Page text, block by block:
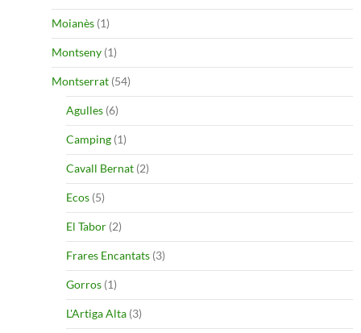
Moianès (1)
Montseny (1)
Montserrat (54)
Agulles (6)
Camping (1)
Cavall Bernat (2)
Ecos (5)
El Tabor (2)
Frares Encantats (3)
Gorros (1)
L'Artiga Alta (3)